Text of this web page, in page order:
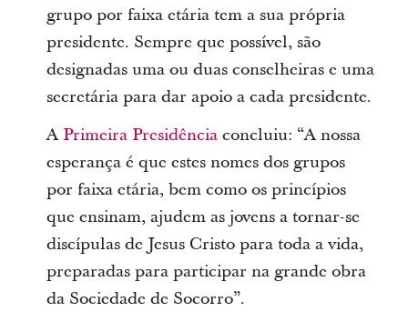
grupo por faixa etária tem a sua própria
presidente. Sempre que possível, são
designadas uma ou duas conselheiras e uma
secretária para dar apoio a cada presidente.
A Primeira Presidênciaconcluiu: “A nossa
esperança é que estes nomes dos grupos
por faixa etária, bem como os princípios
que ensinam, ajudem as jovens a tornar-se
discípulas de Jesus Cristo para toda a vida,
preparadas para participar na grande obra
da Sociedade de Socorro”.